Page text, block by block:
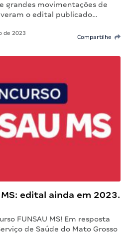
grandes movimentações de
o edital publicado…
de 2023
Compartilhe
edital ainda em 2023.
FUNSAU MS! Em resposta
de Saúde do Mato Grosso